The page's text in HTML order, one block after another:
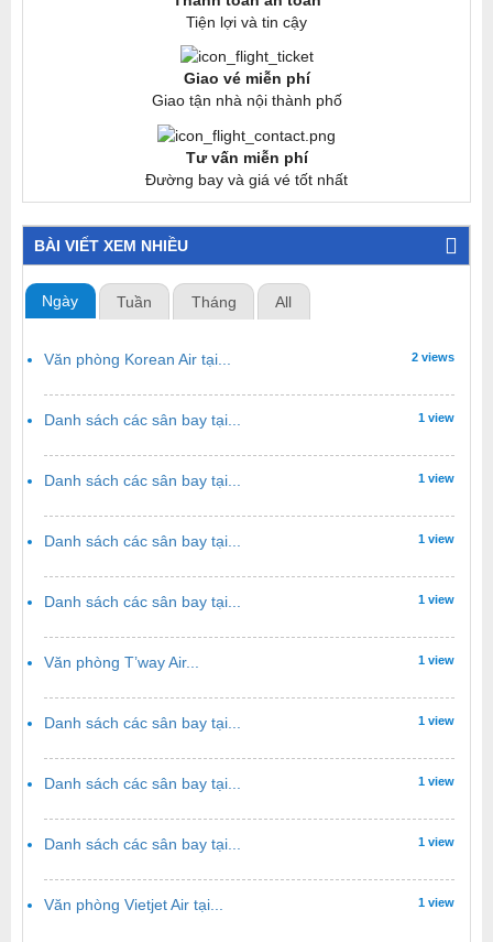
Tiện lợi và tin cậy
Giao vé miễn phí
Giao tận nhà nội thành phố
Tư vấn miễn phí
Đường bay và giá vé tốt nhất
BÀI VIẾT XEM NHIỀU
Ngày Tuần Tháng All
Văn phòng Korean Air tại... 2 views
Danh sách các sân bay tại... 1 view
Danh sách các sân bay tại... 1 view
Danh sách các sân bay tại... 1 view
Danh sách các sân bay tại... 1 view
Văn phòng T’way Air... 1 view
Danh sách các sân bay tại... 1 view
Danh sách các sân bay tại... 1 view
Danh sách các sân bay tại... 1 view
Văn phòng Vietjet Air tại... 1 view